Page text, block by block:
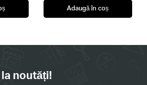
Adaugă în coș
noutăți!